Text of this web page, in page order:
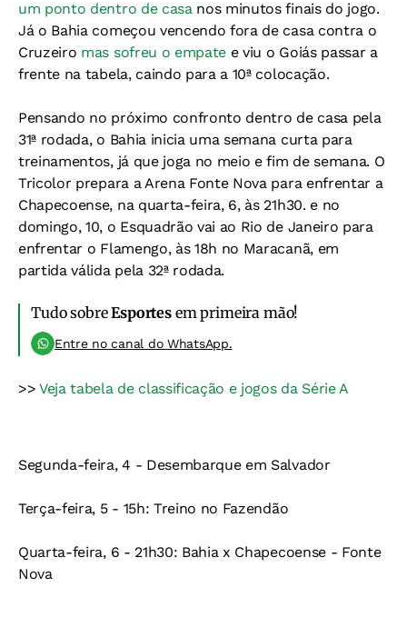
um ponto dentro de casanos minutos finais do jogo.
Já o Bahia começou vencendo fora de casa contra o
Cruzeiro mas sofreu o empate e viu o Goiás passar a
frente na tabela, caindo para a 10ª colocação.
Pensando no próximo confronto dentro de casa pela
31ª rodada, o Bahia inicia uma semana curta para
treinamentos, já que joga no meio e fim de semana. O
Tricolor prepara a Arena Fonte Nova para enfrentar a
Chapecoense, na quarta-feira, 6, às 21h30. e no
domingo, 10, o Esquadrão vai ao Rio de Janeiro para
enfrentar o Flamengo, às 18h no Maracanã, em
partida válida pela 32ª rodada.
Tudo sobreEsportesem primeira mão!
Entre no canal do WhatsApp.
>>Veja tabela de classificação e jogos da Série A
Segunda-feira, 4 - Desembarque em Salvador
Terça-feira, 5- 15h: Treino no Fazendão
Quarta-feira, 6 - 21h30: Bahia x Chapecoense - Fonte
Nova